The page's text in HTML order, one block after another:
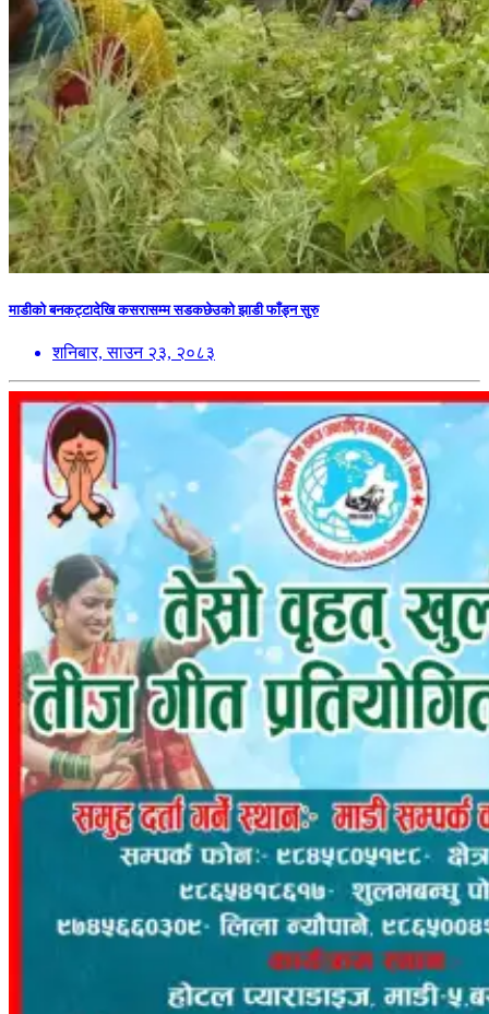
माडीको बनकट्टादेखि कसरासम्म सडकछेउको झाडी फाँड्न सुरु
शनिबार, साउन २३, २०८३